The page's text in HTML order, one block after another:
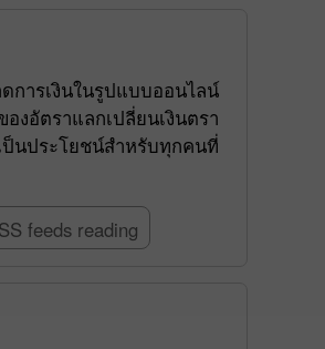
การเงินในรูปแบบออนไลน์
งอัตราแลกเปลี่ยนเงินตรา
ป็นประโยชน์สำหรับทุกคนที่
feeds reading